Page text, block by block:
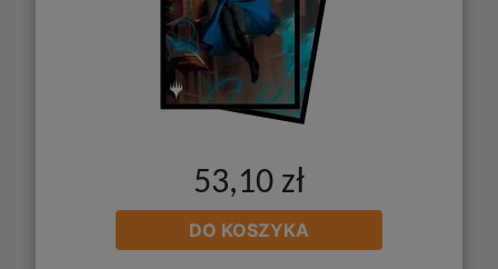
53,10 zł
DO KOSZYKA